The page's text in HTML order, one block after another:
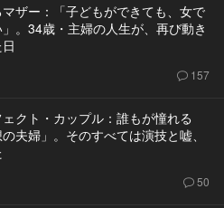
ザー：「子どもができても、女で
。34歳・主婦の人生が、再び動き
157
クト・カップル：誰もが憧れる
の夫婦」。そのすべては演技と嘘、
50